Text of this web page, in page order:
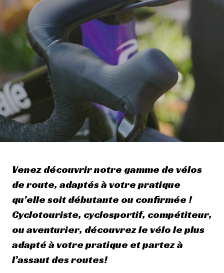
Venez découvrir notre gamme de vélos
de route, adaptés à votre pratique
qu’elle soit débutante ou confirmée !
Cyclotouriste, cyclosportif, compétiteur,
ou aventurier, découvrez le vélo le plus
adapté à votre pratique et partez à
l’assaut des routes!